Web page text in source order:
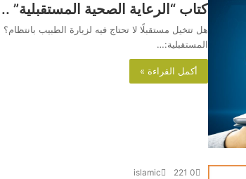
كتاب “الرعاية الصحية المستقبلية”
هل تتخيل مستقبلًا لا تحتاج فيه لزيارة الطبيب
المستقبلية:…
أكمل القراءة »
islamic 0